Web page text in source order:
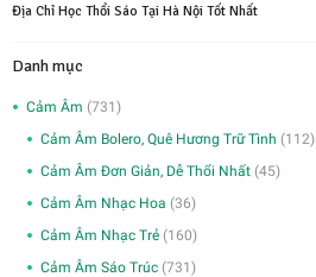
Địa Chỉ Học Thổi Sáo Tại Hà Nội Tốt Nhất
Danh mục
Cảm Âm (731)
Cảm Âm Bolero, Quê Hương Trữ Tình (112)
Cảm Âm Đơn Giản, Dễ Thổi Nhất (45)
Cảm Âm Nhạc Hoa (36)
Cảm Âm Nhạc Trẻ (160)
Cảm Âm Sáo Trúc (731)